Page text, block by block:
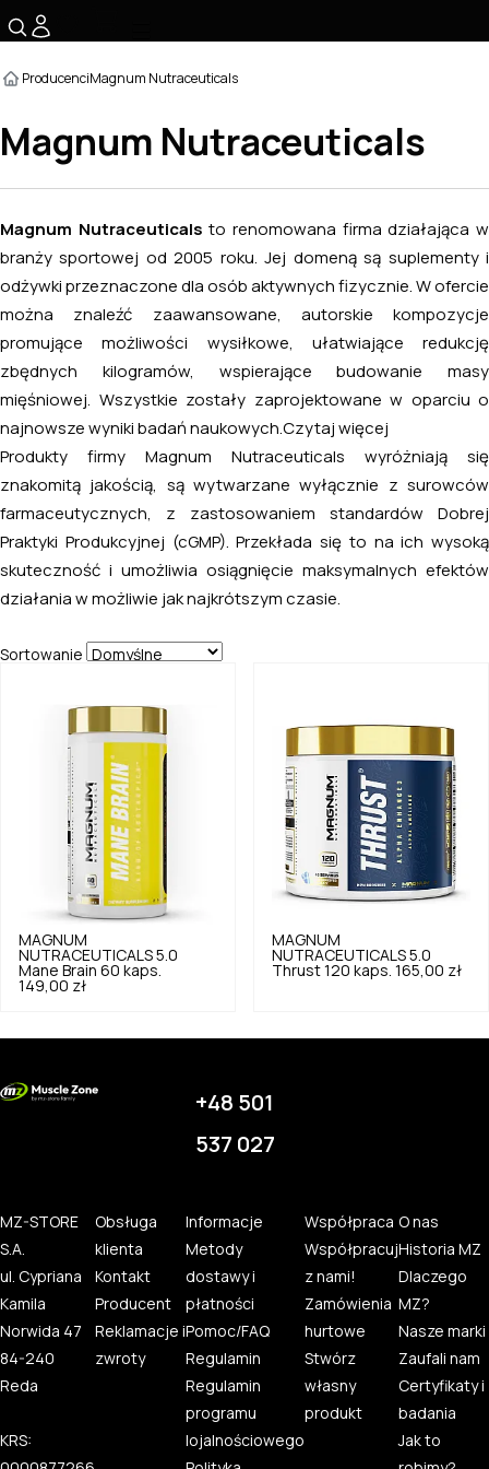
ProducenciMagnum Nutraceuticals
Magnum Nutraceuticals
Magnum Nutraceuticals to renomowana firma działająca w
branży sportowej od 2005 roku. Jej domeną są suplementy i
odżywki przeznaczone dla osób aktywnych fizycznie. W ofercie
można znaleźć zaawansowane, autorskie kompozycje
promujące możliwości wysiłkowe, ułatwiające redukcję
zbędnych kilogramów, wspierające budowanie masy
mięśniowej. Wszystkie zostały zaprojektowane w oparciu o
najnowsze wyniki badań naukowych. Czytaj więcej
Produkty firmy Magnum Nutraceuticals wyróżniają się
znakomitą jakością, są wytwarzane wyłącznie z surowców
farmaceutycznych, z zastosowaniem standardów Dobrej
Praktyki Produkcyjnej (cGMP). Przekłada się to na ich wysoką
skuteczność i umożliwia osiągnięcie maksymalnych efektów
działania w możliwie jak najkrótszym czasie.
Sortowanie
MAGNUM
NUTRACEUTICALS 5.0
Mane Brain 60 kaps.
149,00 zł
MAGNUM
NUTRACEUTICALS 5.0
Thrust 120 kaps. 165,00 zł
+48 501
537 027
MZ-STORE
S.A.
ul. Cypriana
Kamila
Norwida 47
84-240
Reda
KRS:
Obsługa
klienta
Kontakt
Producent
Reklamacje i
zwroty
Informacje
Metody
dostawy i
płatności
Pomoc/FAQ
Regulamin
Regulamin
programu
lojalnościowego
Współpraca
Współpracuj
z nami!
Zamówienia
hurtowe
Stwórz
własny
produkt
O nas
Historia MZ
Dlaczego
MZ?
Nasze marki
Zaufali nam
Certyfikaty i
badania
Jak to